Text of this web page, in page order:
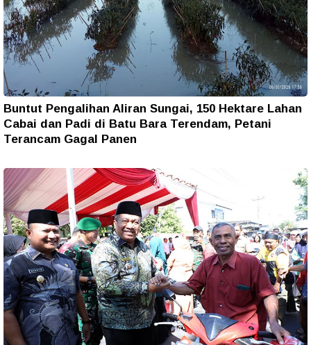
Buntut Pengalihan Aliran Sungai, 150 Hektare Lahan
Cabai dan Padi di Batu Bara Terendam, Petani
Terancam Gagal Panen